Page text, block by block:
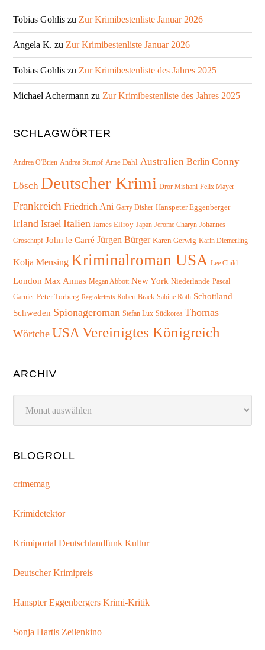
Tobias Gohlis zu Zur Krimibestenliste Januar 2026
Angela K. zu Zur Krimibestenliste Januar 2026
Tobias Gohlis zu Zur Krimibestenliste des Jahres 2025
Michael Achermann zu Zur Krimibestenliste des Jahres 2025
SCHLAGWÖRTER
Andrea O'Brien Andrea Stumpf Arne Dahl Australien Berlin Conny
Lösch Deutscher Krimi Dror Mishani Felix Mayer
Frankreich Friedrich Ani Garry Disher Hanspeter Eggenberger
Irland Israel Italien James Ellroy Japan Jerome Charyn Johannes
Groschupf John le Carré Jürgen Bürger Karen Gerwig Karin Diemerling
Kolja Mensing Kriminalroman USA Lee Child
London Max Annas Megan Abbott New York Niederlande Pascal
Garnier Peter Torberg Regiokrimis Robert Brack Sabine Roth Schottland
Schweden Spionageroman Stefan Lux Südkorea Thomas
Wörtche USA Vereinigtes Königreich
ARCHIV
BLOGROLL
crimemag
Krimidetektor
Krimiportal Deutschlandfunk Kultur
Deutscher Krimipreis
Hanspter Eggenbergers Krimi-Kritik
Sonja Hartls Zeilenkino